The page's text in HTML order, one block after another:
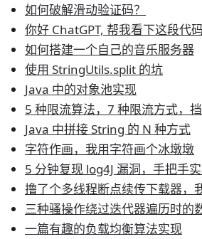
如何破解滑动验证码？
你好 ChatGPT, 帮我看下这段代
如何搭建一个自己的音乐服务器
使用 StringUtils.split 的坑
Java 中的对象池实现
5 种限流算法，7 种限流方式，
Java 中拼接 String 的 N 种方式
字符作画，我用字符画个冰墩墩
5 分钟复现 log4J 漏洞，手把手
撸了个多线程断点续传下载器，
三种骚操作绕过迭代器遍历时的
一篇有趣的负载均衡算法实现